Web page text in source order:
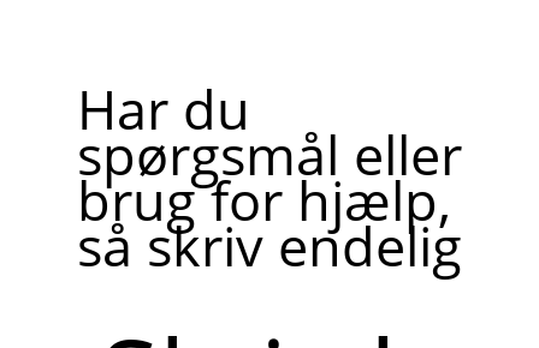
Har du
spørgsmål eller
brug for hjælp,
så skriv endelig